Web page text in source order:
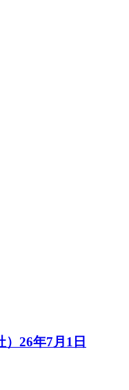
26年7月1日